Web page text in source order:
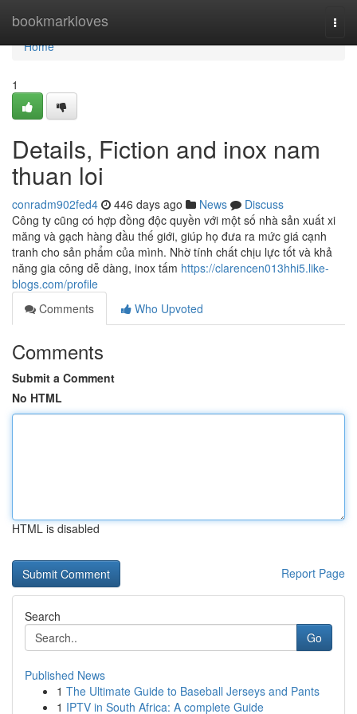
bookmarkloves
Home
Home
1
Details, Fiction and inox nam
thuan loi
conradm902fed4 446 days ago News
Discuss
Công ty cũng có hợp đồng độc quyền với một số nhà sản xuất xi
măng và gạch hàng đầu thế giới, giúp họ đưa ra mức giá cạnh
tranh cho sản phẩm của mình. Nhờ tính chất chịu lực tốt và khả
năng gia công dễ dàng, inox tấm https://clarencen013hhi5.like-
blogs.com/profile
Comments
Who Upvoted
Comments
Submit a Comment
No HTML
HTML is disabled
Report Page
Search
Go
Published News
1 The Ultimate Guide to Baseball Jerseys and Pants
1 IPTV in South Africa: A complete Guide